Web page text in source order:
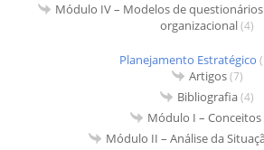
Módulo IV – Modelos de
organizacional(4)
Planejamento Estratégico
Artigos(7)
Bibliografia(4)
Módulo I – Conceitos
Módulo II – Análise da